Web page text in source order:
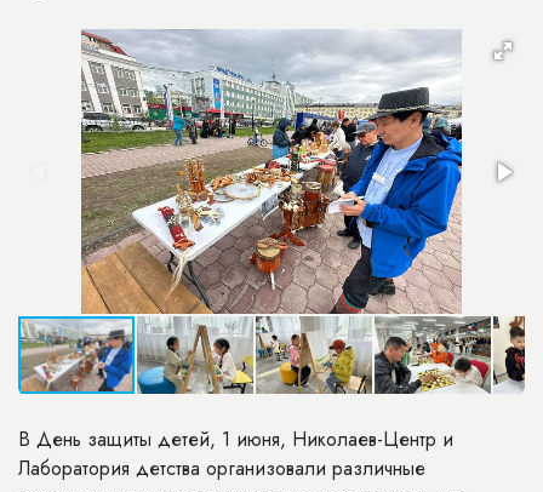
В День защиты детей, 1 июня, Николаев-Центр и
Лаборатория детства организовали различные